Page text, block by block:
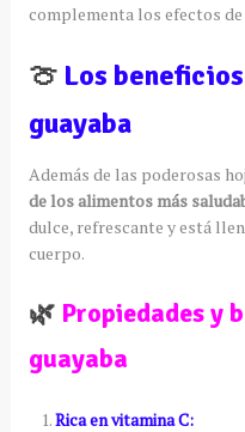
complementa los efectos de
🍈 Los
guayaba
Además de las poderosas
de los alimentos más
dulce, refrescante y está
cuerpo.
🌿 Propiedades y
guayaba
Rica en vitamina C: